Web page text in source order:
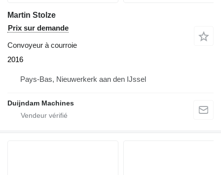
Martin Stolze
Prix sur demande
Convoyeur à courroie
2016
Pays-Bas, Nieuwerkerk aan den IJssel
Duijndam Machines